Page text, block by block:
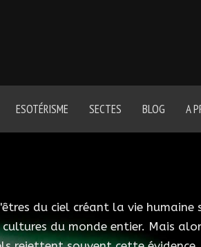
ESOTÉRISME SECTES BLOG A
du ciel créant la vie
du monde entier. Mais